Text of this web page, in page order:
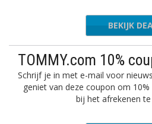
BEKIJK
TOMMY.com 10%
Schrijf je in met e-mail voor
geniet van deze coupon om
bij het afrekenen te